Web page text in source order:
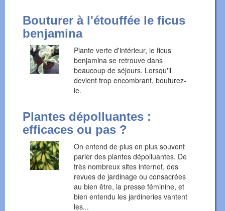
Bouturer à l'étouffée le ficus
benjamina
Plante verte d'intérieur, le ficus
benjamina se retrouve dans
beaucoup de séjours. Lorsqu'il
devient trop encombrant, bouturez-
le.
Plantes dépolluantes :
efficaces ou pas ?
On entend de plus en plus souvent
parler des plantes dépolluantes. De
très nombreux sites internet, des
revues de jardinage ou consacrées
au bien être, la presse féminine, et
bien entendu les jardineries vantent
les...